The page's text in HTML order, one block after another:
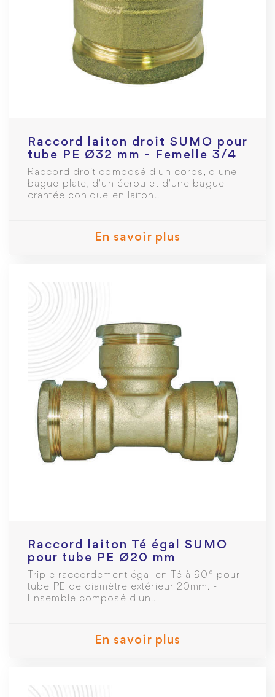
Raccord laiton droit SUMO pour
tube PE Ø32 mm - Femelle 3/4
Raccord droit composé d'un corps, d'une
bague plate, d'un écrou et d'une bague
crantée conique en laiton..
En savoir plus
Raccord laiton Té égal SUMO
pour tube PE Ø20 mm
Triple raccordement égal en Té à 90° pour
tube PE de diamètre extérieur 20mm. -
Ensemble composé d'un..
En savoir plus